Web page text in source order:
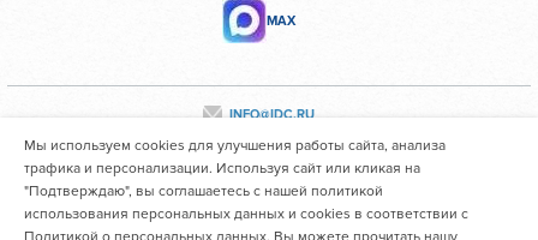
МАХ
INFO@IDC.RU
Все персональные данные сотрудников размещены с их
согласия
Мы используем cookies для улучшения работы сайта, анализа
трафика и персонализации. Используя сайт или кликая на
"Подтверждаю", вы соглашаетесь с нашей политикой
использования персональных данных и cookies в соответствии с